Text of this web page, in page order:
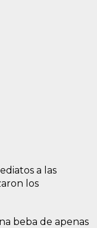
a las
los
beba de apenas